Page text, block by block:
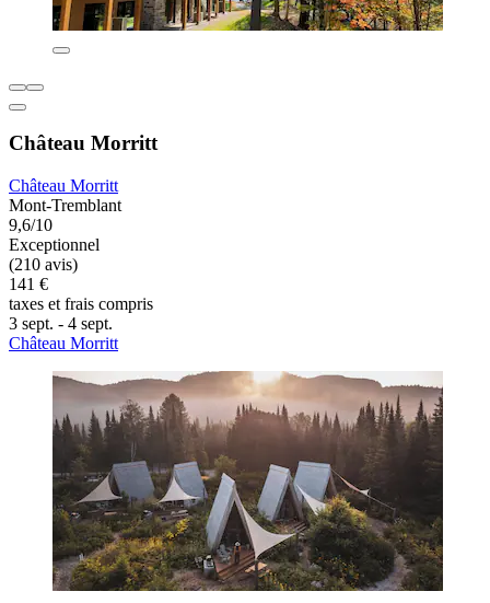
Château Morritt
Château Morritt
Mont-Tremblant
9,6/10
Exceptionnel
(210 avis)
141 €
taxes et frais compris
3 sept. - 4 sept.
Château Morritt